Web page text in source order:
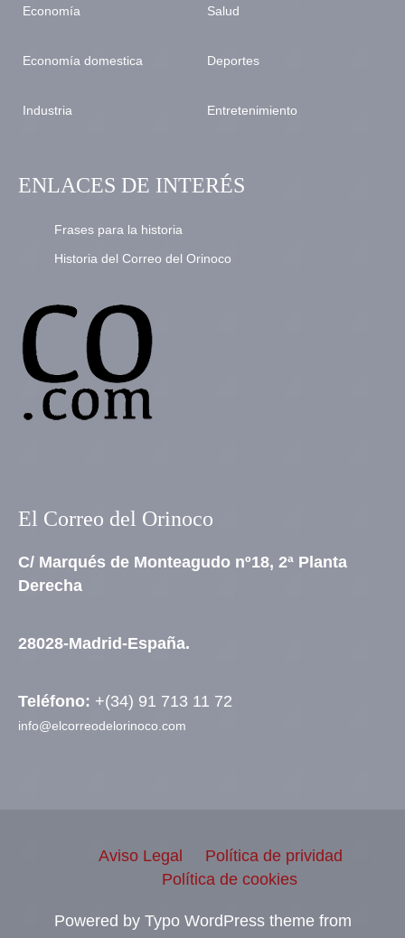
Economía
Economía domestica
Industria
Salud
Deportes
Entretenimiento
ENLACES DE INTERÉS
Frases para la historia
Historia del Correo del Orinoco
El Correo del Orinoco
C/ Marqués de Monteagudo nº18, 2ª Planta
Derecha
28028-Madrid-España.
Teléfono: +(34) 91 713 11 72
info@elcorreodelorinoco.com
Aviso Legal
Política de prividad
Política de cookies
Powered by Typo WordPress theme from